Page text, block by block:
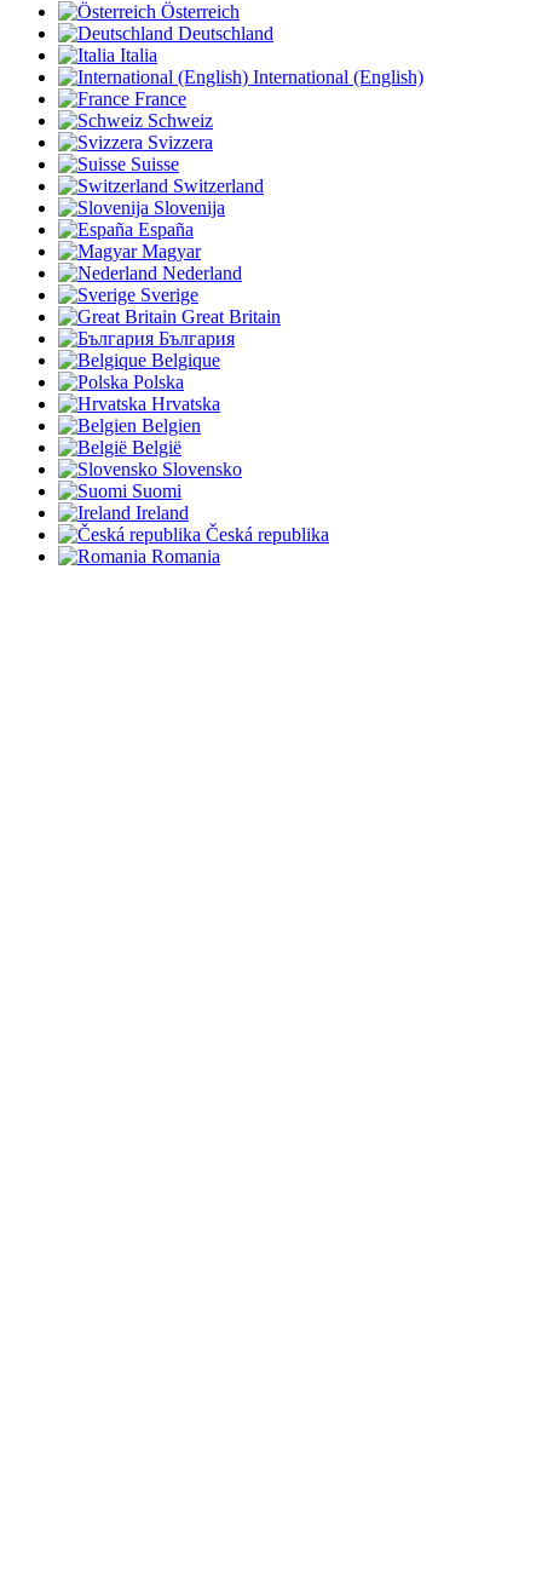
Österreich
Deutschland
Italia
International (English)
France
Schweiz
Svizzera
Suisse
Switzerland
Slovenija
España
Magyar
Nederland
Sverige
Great Britain
България
Belgique
Polska
Hrvatska
Belgien
België
Slovensko
Suomi
Ireland
Česká republika
Romania